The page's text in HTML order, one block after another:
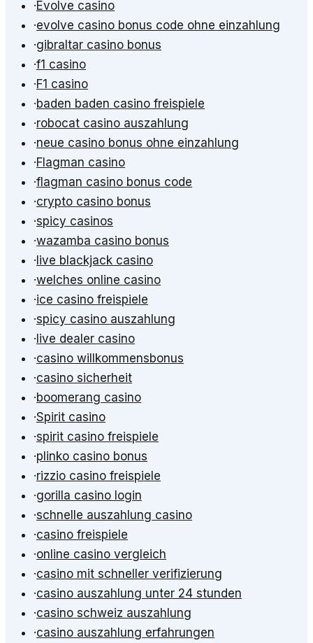
·Evolve casino
·evolve casino bonus code ohne einzahlung
·gibraltar casino bonus
·f1 casino
·F1 casino
·baden baden casino freispiele
·robocat casino auszahlung
·neue casino bonus ohne einzahlung
·Flagman casino
·flagman casino bonus code
·crypto casino bonus
·spicy casinos
·wazamba casino bonus
· live blackjack casino
·welches online casino
·ice casino freispiele
·spicy casino auszahlung
· live dealer casino
·casino willkommensbonus
·casino sicherheit
·boomerang casino
·Spirit casino
·spirit casino freispiele
·plinko casino bonus
·rizzio casino freispiele
·gorilla casino login
·schnelle auszahlung casino
·casino freispiele
·online casino vergleich
·casino mit schneller verifizierung
·casino auszahlung unter 24 stunden
·casino schweiz auszahlung
·casino auszahlung erfahrungen